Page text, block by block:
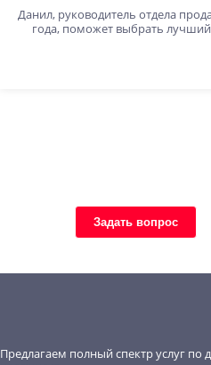
Данил, руководитель отдела
года, поможет выбрать
Задать вопрос
Предлагаем полный спектр услуг по